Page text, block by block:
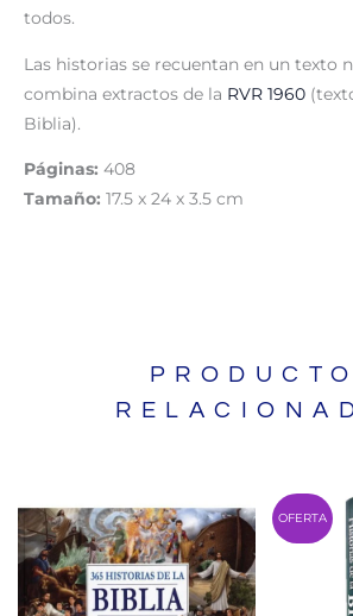
todos.
Las historias se recuentan en un texto
combina extractos de la RVR 1960
Biblia).
Páginas: 408
Tamaño: 17.5 x 24 x 3.5 cm
OFERTA